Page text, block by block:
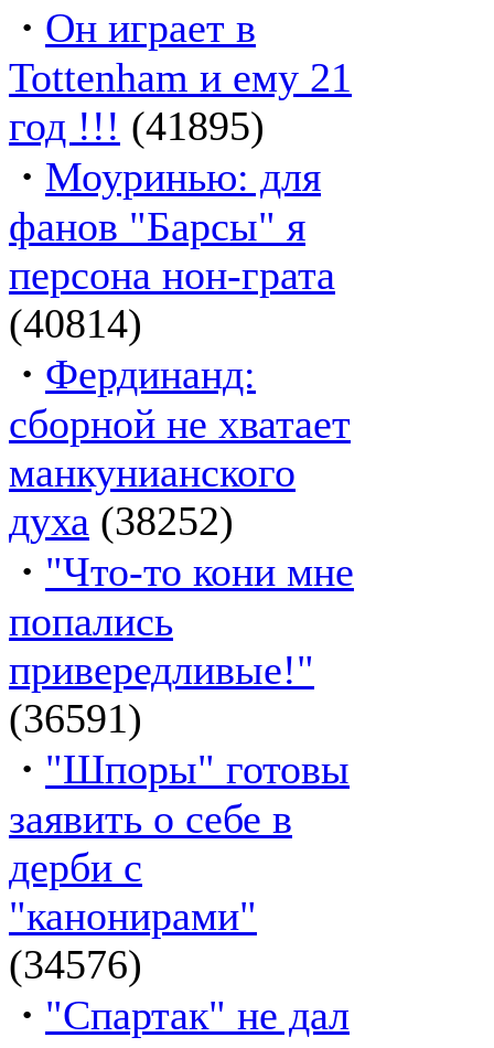
· Он играет в
Tottenham и ему 21
год !!! (41895)
· Моуринью: для
фанов "Барсы" я
персона нон-грата
(40814)
· Фердинанд:
сборной не хватает
манкунианского
духа (38252)
· "Что-то кони мне
попались
привередливые!"
(36591)
· "Шпоры" готовы
заявить о себе в
дерби с
"канонирами"
(34576)
· "Спартак" не дал